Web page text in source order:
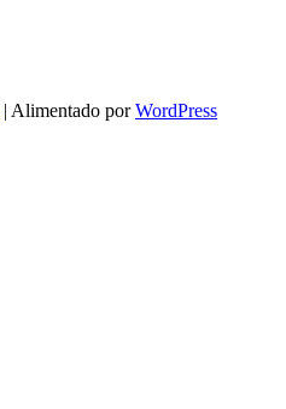
| Alimentado porWordPress